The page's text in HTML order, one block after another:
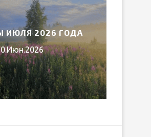
ИЮЛЯ 2026 ГОДА